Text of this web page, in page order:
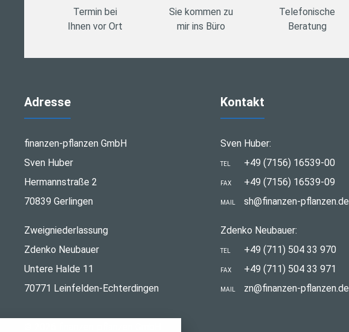
Termin bei
Ihnen vor Ort
Sie kommen zu
mir ins Büro
Telefonische
Beratung
Adresse
finanzen-pflanzen GmbH
Sven Huber
Hermannstraße 2
70839 Gerlingen
Zweigniederlassung
Zdenko Neubauer
Untere Halde 11
70771 Leinfelden-Echterdingen
Kontakt
Sven Huber:
TEL +49 (7156) 16539-00
FAX +49 (7156) 16539-09
MAIL sh@finanzen-pflanzen.de
Zdenko Neubauer:
TEL +49 (711) 504 33 970
FAX +49 (711) 504 33 971
MAIL zn@finanzen-pflanzen.de